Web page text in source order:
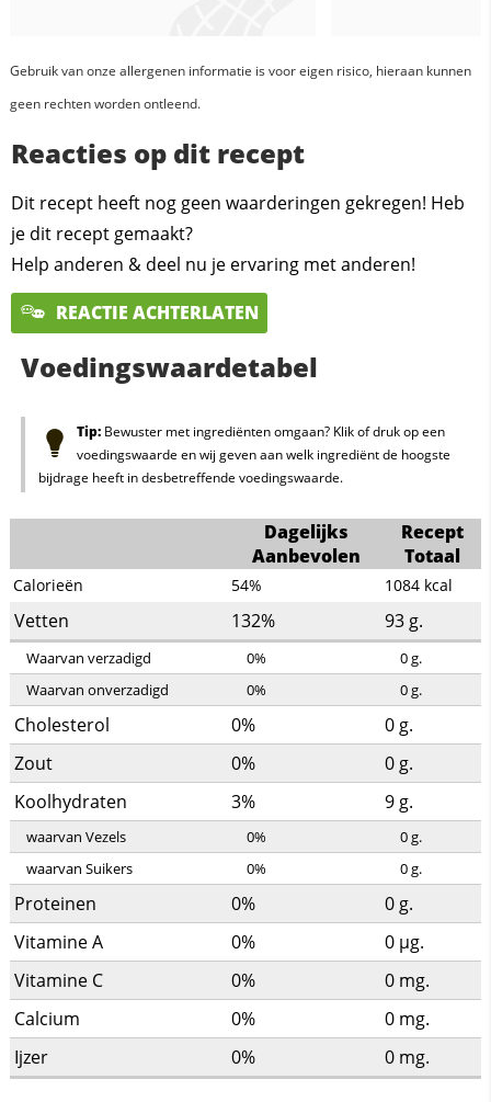
Gebruik van onze allergenen informatie is voor eigen risico, hieraan kunnen
geen rechten worden ontleend.
Reacties op dit recept
Dit recept heeft nog geen waarderingen gekregen! Heb
je dit recept gemaakt?
Help anderen & deel nu je ervaring met anderen!
REACTIE ACHTERLATEN
Voedingswaardetabel
Tip:Bewuster met ingrediënten omgaan? Klik of druk op een
voedingswaarde en wij geven aan welk ingrediënt de hoogste
bijdrage heeft in desbetreffende voedingswaarde.
Dagelijks
Aanbevolen
Recept
Totaal
Calorieën 54% 1084 kcal
Vetten 132% 93 g.
Waarvan verzadigd 0% 0g.
Waarvan onverzadigd
0% 0g.
Cholesterol 0% 0 g.
Zout
0% 0 g.
Koolhydraten
3% 9 g.
waarvan Vezels 0% 0g.
waarvan Suikers
0% 0g.
Proteinen 0% 0 g.
Vitamine A
0% 0 µg.
Vitamine C
0% 0 mg.
Calcium
0% 0 mg.
Ijzer
0% 0 mg.